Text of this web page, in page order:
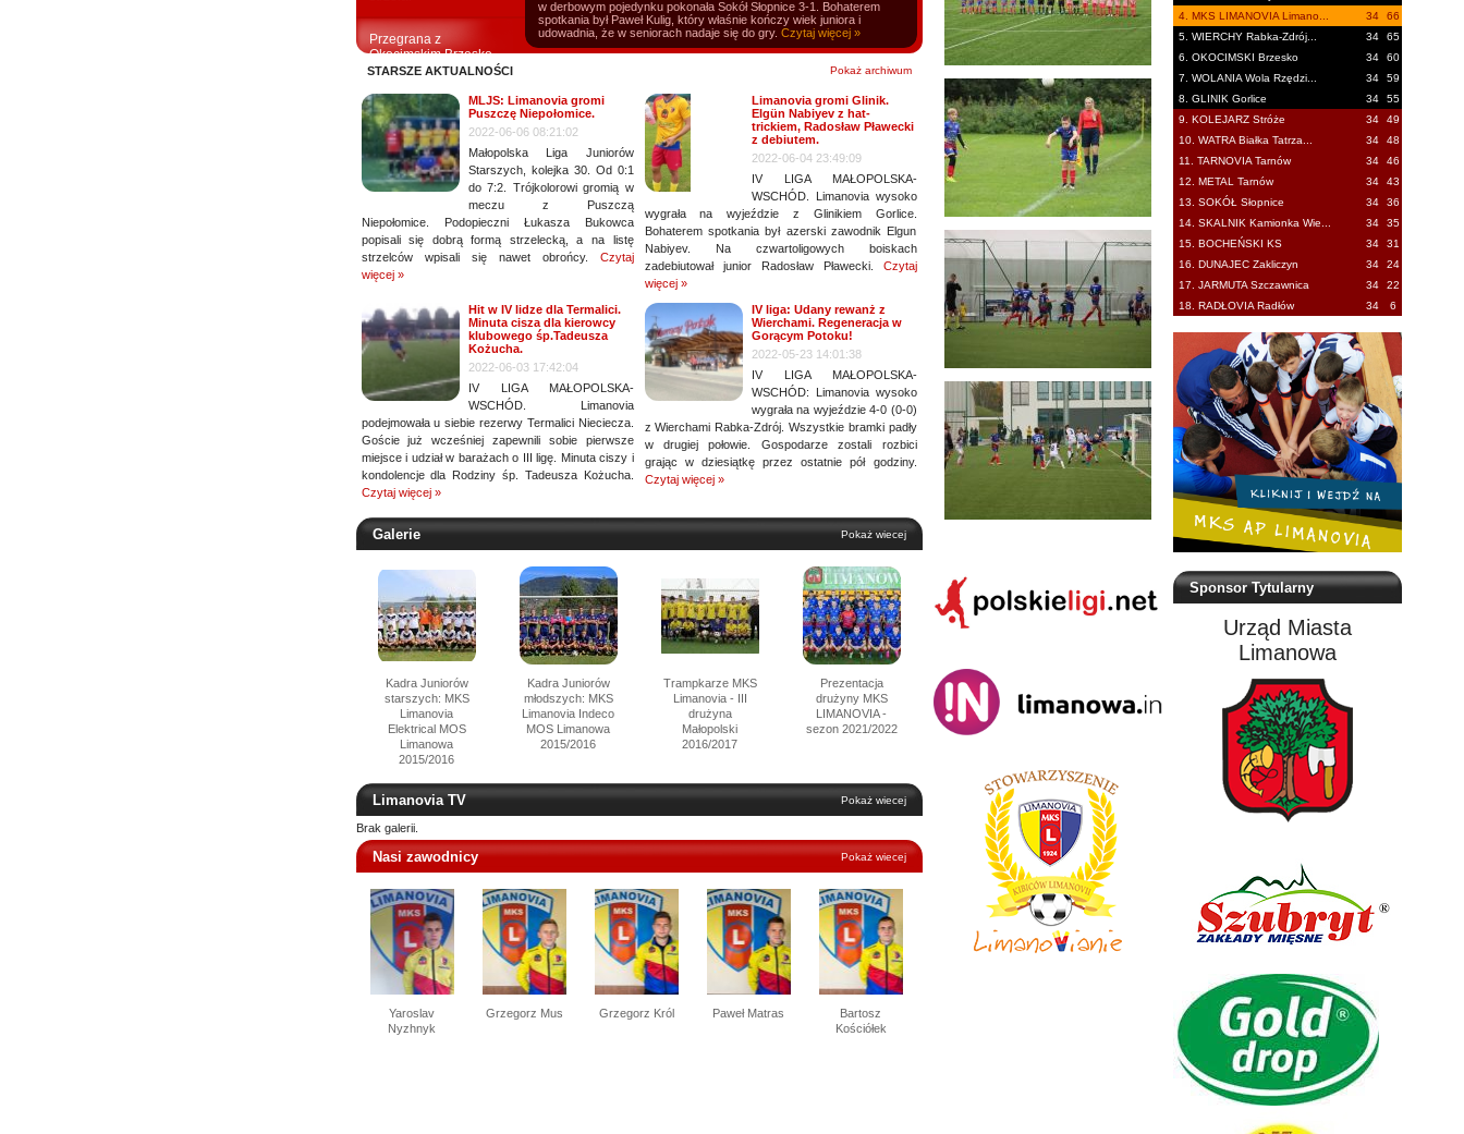
Przegrana z
Okocimskim Brzesko.
w derbowym pojedynku pokonała Sokół Słopnice 3-1. Bohaterem
spotkania był Paweł Kulig, który właśnie kończy wiek juniora i
udowadnia, że w seniorach nadaje się do gry. Czytaj więcej »
STARSZE AKTUALNOŚCI Pokaż archiwum
MLJS: Limanovia gromi
Puszczę Niepołomice.
2022-06-06 08:21:02
Małopolska Liga Juniorów
Starszych, kolejka 30. Od 0:1
do 7:2. Trójkolorowi gromią w
meczu z Puszczą
Niepołomice. Podopieczni Łukasza Bukowca
popisali się dobrą formą strzelecką, a na listę
strzelców wpisali się nawet obrońcy. Czytaj
więcej »
Limanovia gromi Glinik.
Elgün Nabiyev z hat-
trickiem, Radosław Pławecki
z debiutem.
2022-06-04 23:49:09
IV LIGA MAŁOPOLSKA-
WSCHÓD. Limanovia wysoko
wygrała na wyjeździe z Glinikiem Gorlice.
Bohaterem spotkania był azerski zawodnik Elgun
Nabiyev. Na czwartoligowych boiskach
zadebiutował junior Radosław Pławecki. Czytaj
więcej »
Hit w IV lidze dla Termalici.
Minuta cisza dla kierowcy
klubowego śp.Tadeusza
Kożucha.
2022-06-03 17:42:04
IV LIGA MAŁOPOLSKA-
WSCHÓD. Limanovia
podejmowała u siebie rezerwy Termalici Nieciecza.
Goście już wcześniej zapewnili sobie pierwsze
miejsce i udział w barażach o III ligę. Minuta ciszy i
kondolencje dla Rodziny śp. Tadeusza Kożucha.
Czytaj więcej »
IV liga: Udany rewanż z
Wierchami. Regeneracja w
Gorącym Potoku!
2022-05-23 14:01:38
IV LIGA MAŁOPOLSKA-
WSCHÓD: Limanovia wysoko
wygrała na wyjeździe 4-0 (0-0)
z Wierchami Rabka-Zdrój. Wszystkie bramki padły
w drugiej połowie. Gospodarze zostali rozbici
grając w dziesiątkę przez ostatnie pół godziny.
Czytaj więcej »
Galerie Pokaż wiecej
Kadra Juniorów
starszych: MKS
Limanovia
Elektrical MOS
Limanowa
2015/2016
Kadra Juniorów
młodszych: MKS
Limanovia Indeco
MOS Limanowa
2015/2016
Trampkarze MKS
Limanovia - III
drużyna
Małopolski
2016/2017
Prezentacja
drużyny MKS
LIMANOVIA -
sezon 2021/2022
Limanovia TV Pokaż wiecej
Brak galerii.
Nasi zawodnicy Pokaż wiecej
Yaroslav
Nyzhnyk
Grzegorz Mus Grzegorz Król Paweł Matras
Bartosz
Kościółek
4. MKS LIMANOVIA Limano...
34
66
5. WIERCHY Rabka-Zdrój...
34
65
6. OKOCIMSKI Brzesko
34
60
7. WOLANIA Wola Rzędzi...
34
59
8. GLINIK Gorlice
34
55
9. KOLEJARZ Stróże
34
49
10. WATRA Białka Tatrza...
34
48
11. TARNOVIA Tarnów
34
46
12. METAL Tarnów
34
43
13. SOKÓŁ Słopnice
34
36
14. SKALNIK Kamionka Wie...
34
35
15. BOCHEŃSKI KS
34
31
16. DUNAJEC Zakliczyn
34
24
17. JARMUTA Szczawnica
34
22
18. RADŁOVIA Radłów
34 6
Sponsor Tytularny
Urząd Miasta
Limanowa